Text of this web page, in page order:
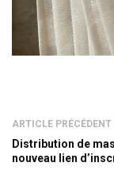
ARTICLE PRÉCÉDENT
Distribution de
nouveau lien